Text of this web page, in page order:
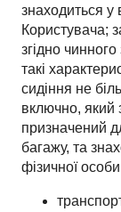
знаходиться у
Користувача;
згідно
такі
сидіння не
включно, який
призначений
багажу, та
фізичної